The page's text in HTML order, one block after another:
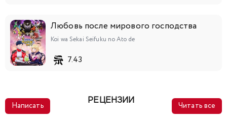
Любовь после мирового господства
Koi wa Sekai Seifuku no Ato de
7.43
Написать
РЕЦЕНЗИИ
Читать все